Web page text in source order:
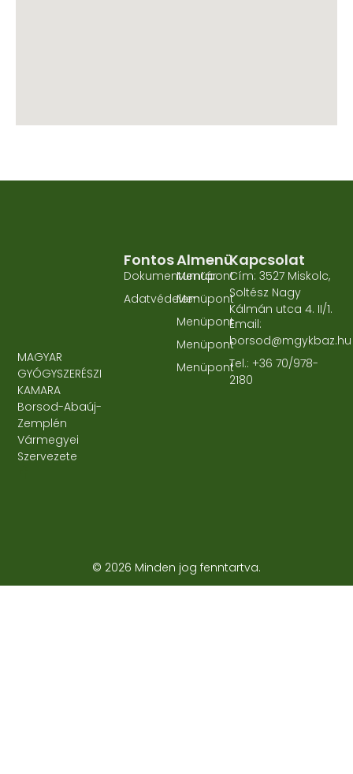
MAGYAR
GYÓGYSZERÉSZI
KAMARA
Borsod-Abaúj-
Zemplén
Vármegyei
Szervezete
Almenü
Menüpont
Menüpont
Menüpont
Menüpont
Menüpont
Fontos
Dokumentumtár
Adatvédelem
Kapcsolat
Cím: 3527 Miskolc,
Soltész Nagy
Kálmán utca 4. II/1.
Email:
borsod@mgykbaz.hu
Tel.: +36 70/978-
2180
© 2026 Minden jog fenntartva.